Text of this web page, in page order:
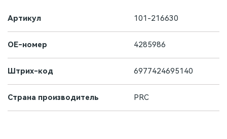
Артикул 101-216630
OE-номер 4285986
Штрих-код 6977424695140
Страна производитель PRC